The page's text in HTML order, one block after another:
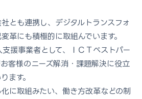
とも連携し、デジタルトランスフォ
⾰にも積極的に取組んでいます。
援事業者として、ＩＣＴベストパー
客様のニーズ解消・課題解決に役⽴
ます。
に取組みたい、働き⽅改⾰などの制